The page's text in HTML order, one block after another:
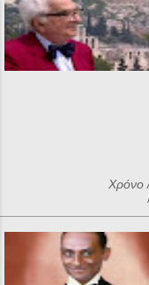
Χρόνο